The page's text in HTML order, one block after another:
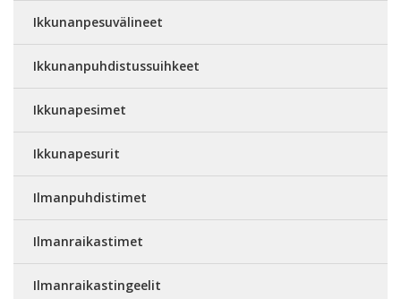
Ikkunanpesuvälineet
Ikkunanpuhdistussuihkeet
Ikkunapesimet
Ikkunapesurit
Ilmanpuhdistimet
Ilmanraikastimet
Ilmanraikastingeelit